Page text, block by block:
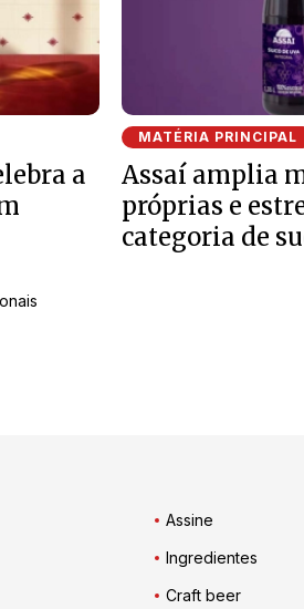
a
MATÉRIA PRINCIPAL
Assaí amplia
próprias e
categoria de
Assine
Ingredientes
Craft beer